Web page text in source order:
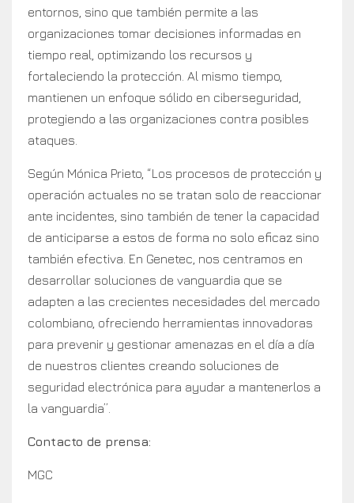
entornos, sino que también permite a las
organizaciones tomar decisiones informadas en
tiempo real, optimizando los recursos y
fortaleciendo la protección. Al mismo tiempo,
mantienen un enfoque sólido en ciberseguridad,
protegiendo a las organizaciones contra posibles
ataques.
Según Mónica Prieto, “Los procesos de protección y
operación actuales no se tratan solo de reaccionar
ante incidentes, sino también de tener la capacidad
de anticiparse a estos de forma no solo eficaz sino
también efectiva. En Genetec, nos centramos en
desarrollar soluciones de vanguardia que se
adapten a las crecientes necesidades del mercado
colombiano, ofreciendo herramientas innovadoras
para prevenir y gestionar amenazas en el día a día
de nuestros clientes creando soluciones de
seguridad electrónica para ayudar a mantenerlos a
la vanguardia”.
Contacto de prensa:
MGC